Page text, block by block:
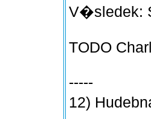
V�sledek:
TODO
-----
12)